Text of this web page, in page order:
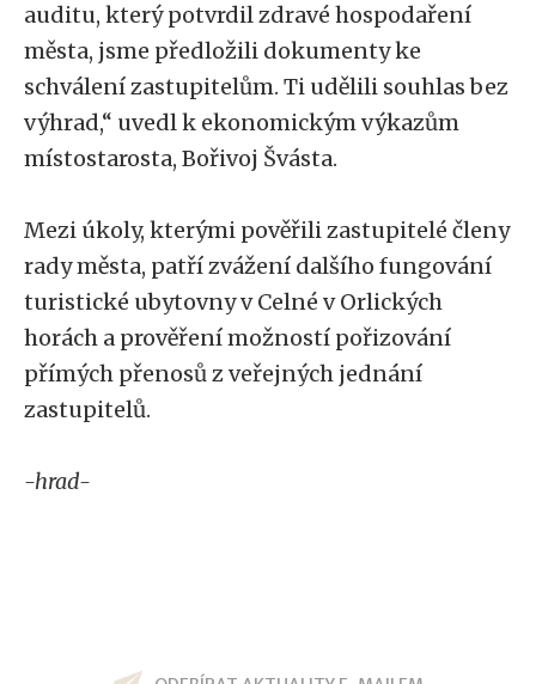
auditu, který potvrdil zdravé hospodaření
města, jsme předložili dokumenty ke
schválení zastupitelům. Ti udělili souhlas bez
výhrad,“ uvedl k ekonomickým výkazům
místostarosta, Bořivoj Švásta.
Mezi úkoly, kterými pověřili zastupitelé členy
rady města, patří zvážení dalšího fungování
turistické ubytovny v Celné v Orlických
horách a prověření možností pořizování
přímých přenosů z veřejných jednání
zastupitelů.
-hrad-